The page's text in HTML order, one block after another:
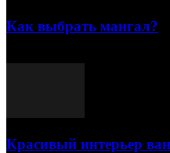
Как выбрать мангал?
Красивый интерьер